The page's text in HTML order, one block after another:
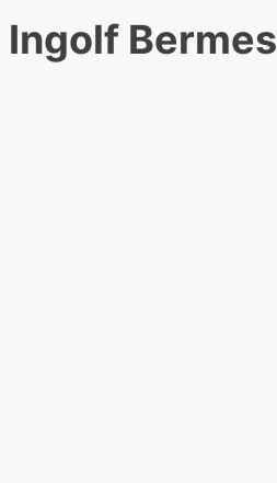
Ingolf Bermes